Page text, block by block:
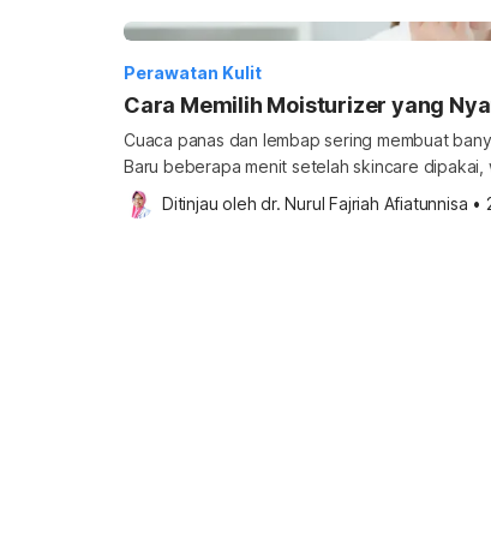
Perawatan Kulit
Cara Memilih Moisturizer yang
Cuaca panas dan lembap sering membuat
Baru beberapa menit setelah skincare
seperti “tertutup”. Akibatnya, pelembap
Padahal, fungsi moisturizer bukan sekadar
Ditinjau oleh dr. Nurul Fajriah Afiatunnisa •